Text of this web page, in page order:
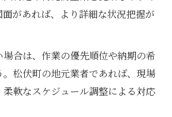
があれば、より詳細な状況把握が
合は、作業の優先順位や納期の希
松伏町の地元業者であれば、現場
軟なスケジュール調整による対応